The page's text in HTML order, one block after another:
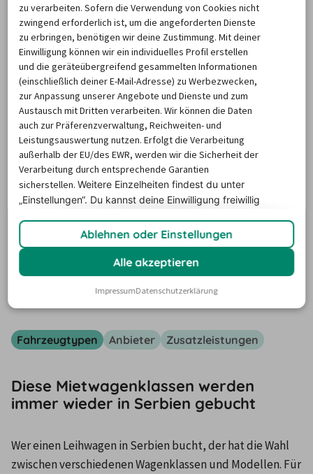
Die Preise basieren auf dem Minimum Median-Suchpreis für die
nächsten 12 Monate und können für neue Suchanfragen variieren.
REISETIPPS
Wissenswertes zur
Autovermietung in Serbien
Fahrzeugtypen Anbieter Zusatzleistungen
Diese Mietwagenklassen werden
immer wieder in Serbien gebucht
Wer einen Leihwagen in Serbien bucht, der hat die Wahl
zwischen verschiedenen Wagenklassen und Modellen. Für
zu verarbeiten. Sofern die Verwendung von Cookies nicht
zwingend erforderlich ist, um die angeforderten Dienste
zu erbringen, benötigen wir deine Zustimmung. Mit deiner
Einwilligung können wir ein individuelles Profil erstellen
und die geräteübergreifend gesammelten Informationen
(einschließlich deiner E-Mail-Adresse) zu Werbezwecken,
zur Anpassung unserer Angebote und Dienste und zum
Austausch mit Dritten verarbeiten. Wir können die Daten
auch zur Präferenzverwaltung, Reichweiten- und
Leistungsauswertung nutzen. Erfolgt die Verarbeitung
außerhalb der EU/des EWR, werden wir die Sicherheit der
Verarbeitung durch entsprechende Garantien
sicherstellen.Weitere Einzelheiten findest du unter
„Einstellungen“. Du kannst deine Einwilligung freiwillig
Ablehnen oder Einstellungen
Alle akzeptieren
ImpressumDatenschutzerklärung